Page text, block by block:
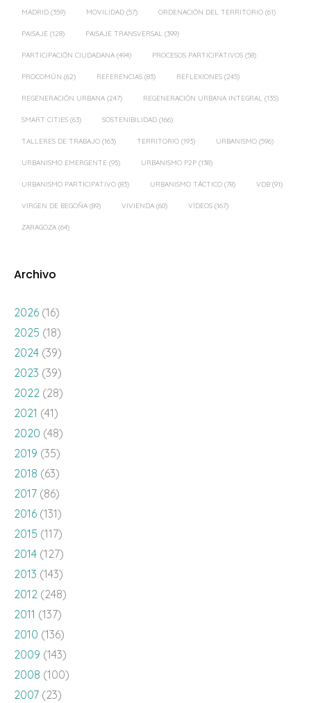
MADRID (359) MOVILIDAD (57) ORDENACIÓN DEL TERRITORIO (61)
PAISAJE (128) PAISAJE TRANSVERSAL (399)
PARTICIPACIÓN CIUDADANA (494) PROCESOS PARTICIPATIVOS (58)
PROCOMÚN (62) REFERENCIAS (83) REFLEXIONES (245)
REGENERACIÓN URBANA (247) REGENERACIÓN URBANA INTEGRAL (135)
SMART CITIES (63) SOSTENIBILIDAD (166)
TALLERES DE TRABAJO (163) TERRITORIO (193) URBANISMO (596)
URBANISMO EMERGENTE (95) URBANISMO P2P (138)
URBANISMO PARTICIPATIVO (83) URBANISMO TÁCTICO (78) VDB (91)
VIRGEN DE BEGOÑA (89) VIVIENDA (60) VÍDEOS (167)
ZARAGOZA (64)
Archivo
2026 (16)
2025 (18)
2024 (39)
2023 (39)
2022 (28)
2021 (41)
2020 (48)
2019 (35)
2018 (63)
2017 (86)
2016 (131)
2015 (117)
2014 (127)
2013 (143)
2012 (248)
2011 (137)
2010 (136)
2009 (143)
2008 (100)
2007 (23)